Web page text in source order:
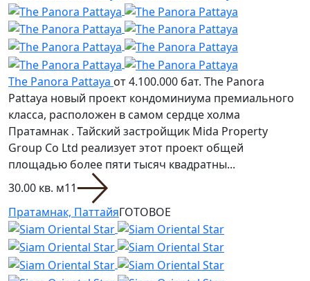
The Panora Pattaya от 4.100.000 бат. The Panora
Pattaya новый проект кондоминиума премиального
класса, расположен в самом сердце холма
Пратамнак . Тайский застройщик Mida Property
Group Co Ltd реализует этот проект общей
площадью более пяти тысяч квадратны...
30.00 кв. м11
Пратамнак, ПаттайяГОТОВОЕ